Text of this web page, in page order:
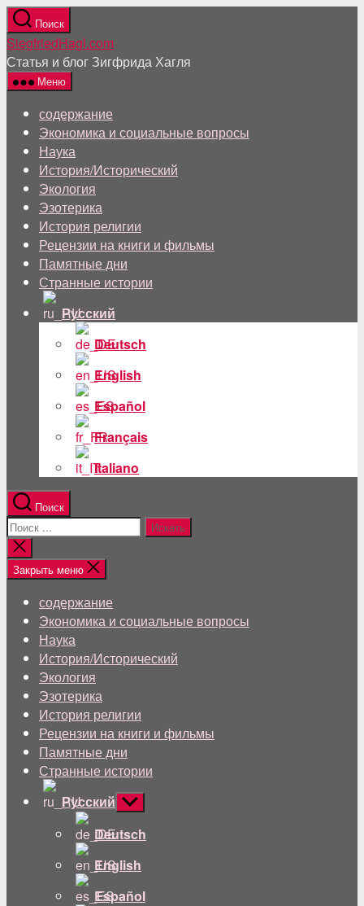
Перейти
к
содержанию
Поиск
SiegfriedHagl.com
Статья и блог Зигфрида Хагля
Меню
содержание
Экономика и социальные вопросы
Наука
История/Исторический
Экология
Эзотерика
История религии
Рецензии на книги и фильмы
Памятные дни
Странные истории
Русский
Deutsch
English
Español
Français
Italiano
Поиск
Поиск:
Близкий
поиск
Закрыть меню
содержание
Экономика и социальные вопросы
Наука
История/Исторический
Экология
Эзотерика
История религии
Рецензии на книги и фильмы
Памятные дни
Странные истории
Русский Показывать
подменю
Deutsch
English
Español